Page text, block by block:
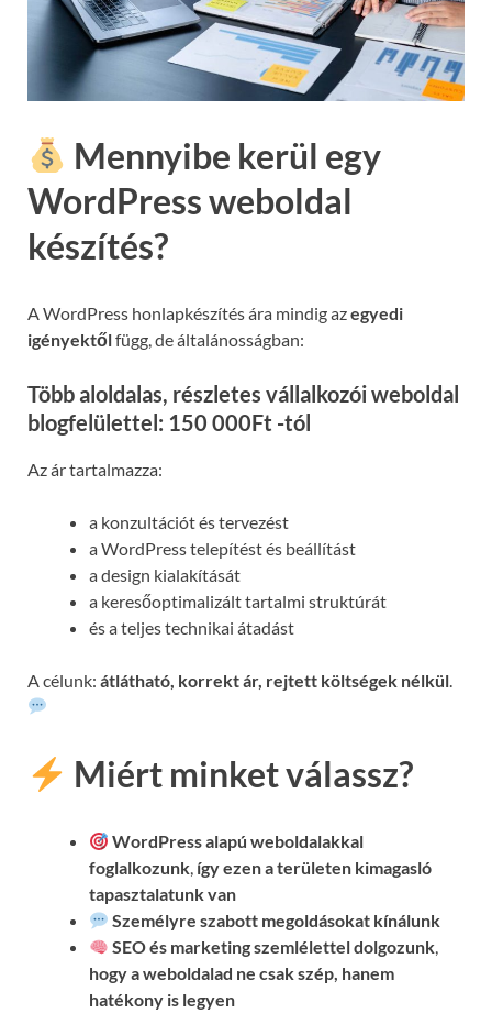
Mennyibe kerül egy
WordPress weboldal
készítés?
A WordPress honlapkészítés ára mindig azegyedi
igényektőlfügg, de általánosságban:
Több aloldalas, részletes vállalkozói weboldal
blogfelülettel: 150 000Ft -tól
Az ár tartalmazza:
a konzultációt és tervezést
a WordPress telepítést és beállítást
a design kialakítását
a keresőoptimalizált tartalmi struktúrát
és a teljes technikai átadást
A célunk: átlátható, korrekt ár, rejtett költségek nélkül
Miért minket válassz?
WordPress alapú weboldalakkal
foglalkozunk, így ezen a területen kimagasló
tapasztalatunk van
Személyre szabott megoldásokat kínálunk
SEO és marketing szemlélettel dolgozunk,
hogy a weboldalad ne csak szép, hanem
hatékony is legyen